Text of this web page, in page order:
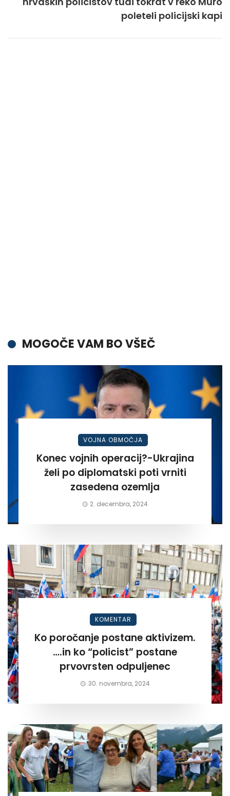
poleteli policijski kapi
MOGOČE VAM BO VŠEČ
VOJNA OBMOČJA
Konec vojnih operacij?-Ukrajina
želi po diplomatski poti vrniti
zasedena ozemlja
2. decembra, 2024
KOMENTAR
Ko poročanje postane aktivizem.
….in ko “policist” postane
prvovrsten odpuljenec
30. novembra, 2024